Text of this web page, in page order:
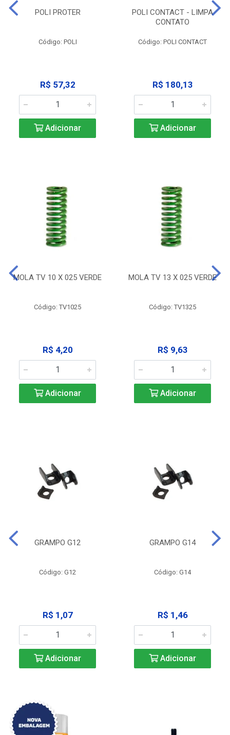
POLI PROTER
Código: POLI
R$ 57,32
Adicionar
POLI CONTACT - LIMPA
CONTATO
Código: POLI CONTACT
R$ 180,13
Adicionar
MOLA TV 10 X 025 VERDE
Código: TV1025
R$ 4,20
Adicionar
MOLA TV 13 X 025 VERDE
Código: TV1325
R$ 9,63
Adicionar
GRAMPO G12
Código: G12
R$ 1,07
Adicionar
GRAMPO G14
Código: G14
R$ 1,46
Adicionar